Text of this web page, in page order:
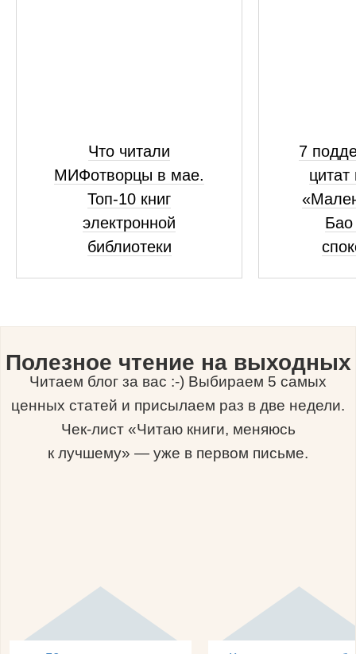
Что читали
МИФотворцы в мае.
Топ-10 книг
электронной
библиотеки
7
цитат
Бао
Полезное чтение на выходных
Читаем блог за вас :-) Выбираем 5 самых
ценных статей и присылаем раз в две недели.
Чек-лист «Читаю книги, меняюсь
к лучшему» — уже в первом письме.